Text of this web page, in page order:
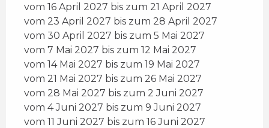
vom 16 April 2027 bis zum 21 April 2027
vom 23 April 2027 bis zum 28 April 2027
vom 30 April 2027 bis zum 5 Mai 2027
vom 7 Mai 2027 bis zum 12 Mai 2027
vom 14 Mai 2027 bis zum 19 Mai 2027
vom 21 Mai 2027 bis zum 26 Mai 2027
vom 28 Mai 2027 bis zum 2 Juni 2027
vom 4 Juni 2027 bis zum 9 Juni 2027
vom 11 Juni 2027 bis zum 16 Juni 2027